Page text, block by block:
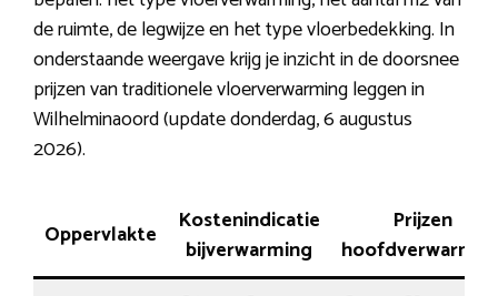
de ruimte, de legwijze en het type vloerbedekking. In
onderstaande weergave krijg je inzicht in de doorsnee
prijzen van traditionele vloerverwarming leggen in
Wilhelminaoord (update donderdag, 6 augustus
2026).
Oppervlakte
Kostenindicatie
bijverwarming
Prijzen